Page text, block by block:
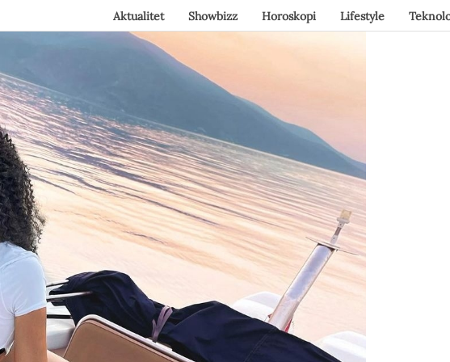
Aktualitet Showbizz Horoskopi Lifestyle